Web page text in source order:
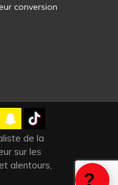
conversion
de la
sur les
alentours,